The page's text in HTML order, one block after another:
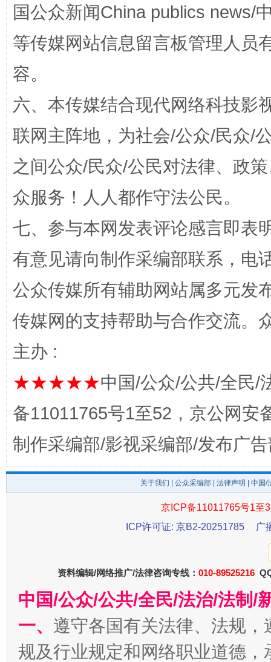
“蜀中异人”王建安的艺术幻境
国公众新闻China publics news/
等传媒网站信息留言板管理人员
容。
六、本传媒结合现代网络科技影
联网主阵地，为社会/公众/民众/
之间公众/民众/公民对法律、政
众服务！人人都作守法公民。
七、参与本网发表评论感言即表
有意见请向制作采编部联系，电
公众传媒所有辅助网站属多元发
传媒网的支持帮助与合作交流。
主办 :
★★★★★中国/公众/公共/全民/
备11011765号1至52，京公网安
制作采编部/影视采编部/发布广
关于我们 公众采编部 法律声明 | 中国
京ICP备11011765号1至
ICP许可证: 京B2-20251785
广
资料编辑/网络推广/法律咨询专线： 010-89525216
中国/公众/公共/全民/法治/法制/
一、 遵守各国有关法律、法规
规及行业规定和网络职业道德